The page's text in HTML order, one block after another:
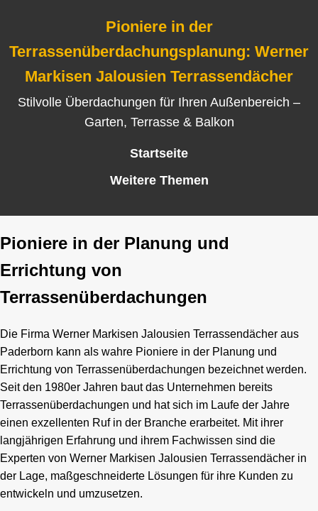
Pioniere in der
Terrassenüberdachungsplanung: Werner
Markisen Jalousien Terrassendächer
Stilvolle Überdachungen für Ihren Außenbereich –
Garten, Terrasse & Balkon
Startseite
Weitere Themen
Pioniere in der Planung und
Errichtung von
Terrassenüberdachungen
Die Firma Werner Markisen Jalousien Terrassendächer aus
Paderborn kann als wahre Pioniere in der Planung und
Errichtung von Terrassenüberdachungen bezeichnet werden.
Seit den 1980er Jahren baut das Unternehmen bereits
Terrassenüberdachungen und hat sich im Laufe der Jahre
einen exzellenten Ruf in der Branche erarbeitet. Mit ihrer
langjährigen Erfahrung und ihrem Fachwissen sind die
Experten von Werner Markisen Jalousien Terrassendächer in
der Lage, maßgeschneiderte Lösungen für ihre Kunden zu
entwickeln und umzusetzen.